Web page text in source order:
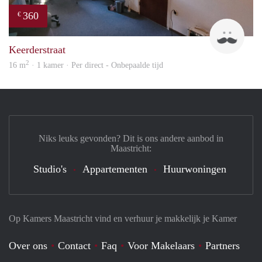
€ 360
Keerderstraat
16 m2 · 1 kamer · Per direct - Onbepaalde tijd
Op Kamers Maastricht vind en verhuur je makkelijk je Kamer
Over ons Contact Faq Voor Makelaars Partners
Niks leuks gevonden? Dit is ons andere aanbod in
Maastricht:
Studio's Appartementen Huurwoningen